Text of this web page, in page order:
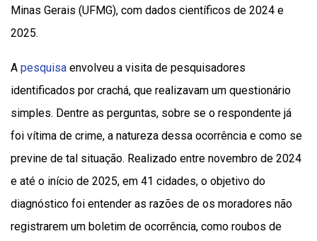
Minas Gerais (UFMG), com dados científicos de 2024 e
2025.
A pesquisa envolveu a visita de pesquisadores
identificados por crachá, que realizavam um questionário
simples. Dentre as perguntas, sobre se o respondente já
foi vítima de crime, a natureza dessa ocorrência e como se
previne de tal situação. Realizado entre novembro de 2024
e até o início de 2025, em 41 cidades, o objetivo do
diagnóstico foi entender as razões de os moradores não
registrarem um boletim de ocorrência, como roubos de